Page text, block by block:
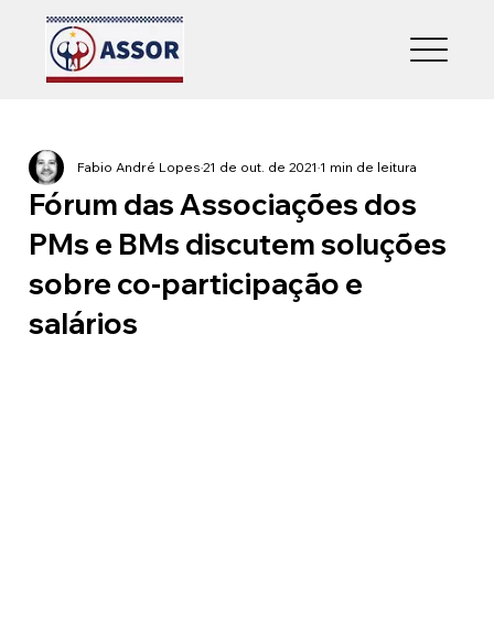
Fórum das Associações dos
PMs e BMs discutem soluções
sobre co-participação e
salários
Fabio André Lopes21 de out. de 2021 1 min de leitura